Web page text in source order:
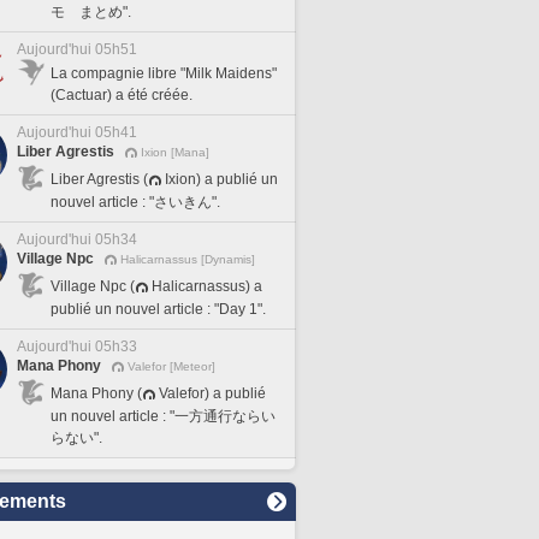
モ まとめ".
Aujourd'hui 05h51
La compagnie libre "Milk Maidens"
(Cactuar) a été créée.
Aujourd'hui 05h41
Liber Agrestis
Ixion [Mana]
Liber Agrestis (
Ixion) a publié un
nouvel article : "さいきん".
Aujourd'hui 05h34
Village Npc
Halicarnassus [Dynamis]
Village Npc (
Halicarnassus) a
publié un nouvel article : "Day 1".
Aujourd'hui 05h33
Mana Phony
Valefor [Meteor]
Mana Phony (
Valefor) a publié
un nouvel article : "一方通行ならい
らない".